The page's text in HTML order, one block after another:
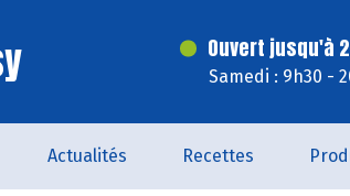
Ouvert jusqu'à
Samedi : 9h30 -
Actualités Recettes